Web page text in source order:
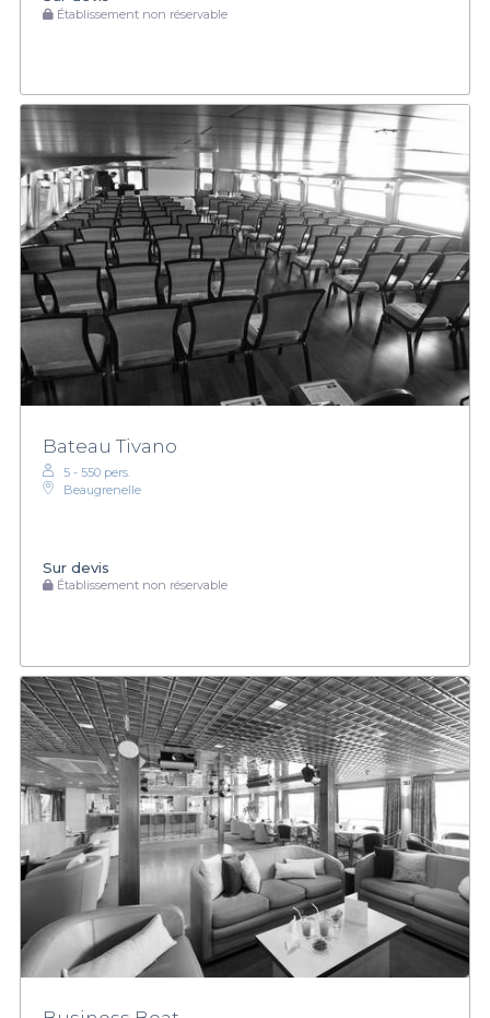
Établissement non réservable
Bateau Tivano
5 - 550 pers.
Beaugrenelle
Sur devis
Établissement non réservable